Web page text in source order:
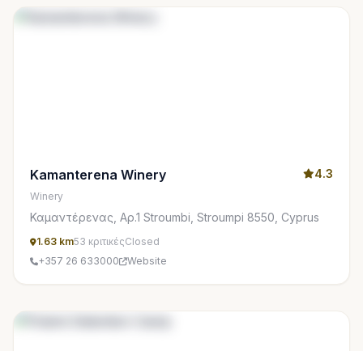
Kamanterena Winery 4.3
Winery
Καμαντέρενας, Αρ.1 Stroumbi, Stroumpi 8550, Cyprus
1.63 km53 κριτικέςClosed
+357 26 633000
Website